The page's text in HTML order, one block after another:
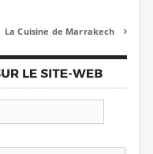
La Cuisine de Marrakech 